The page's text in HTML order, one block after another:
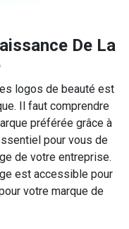
De La
logos de beauté est
Il faut comprendre
préférée grâce à
pour vous de
de votre entreprise.
est accessible pour
votre marque de